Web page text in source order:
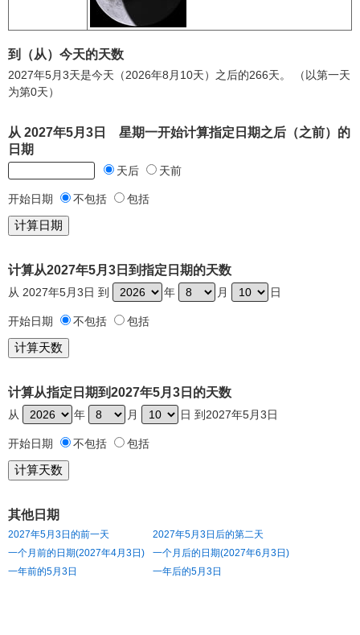
到（从）今天的天数
2027年5月3天是今天（2026年8月10天）之后的266天。 （以第一天
为第0天）
从 2027年5月3日 星期一开始计算指定日期之后（之前）的
日期
天后 天前
开始日期 不包括 包括
计算从2027年5月3日到指定日期的天数
从 2027年5月3日 到 年 月 日
开始日期 不包括 包括
计算从指定日期到2027年5月3日的天数
从 年 月 日 到2027年5月3日
开始日期 不包括 包括
其他日期
2027年5月3日的前一天
2027年5月3日后的第二天
一个月前的日期(2027年4月3日)
一个月后的日期(2027年6月3日)
一年前的5月3日
一年后的5月3日